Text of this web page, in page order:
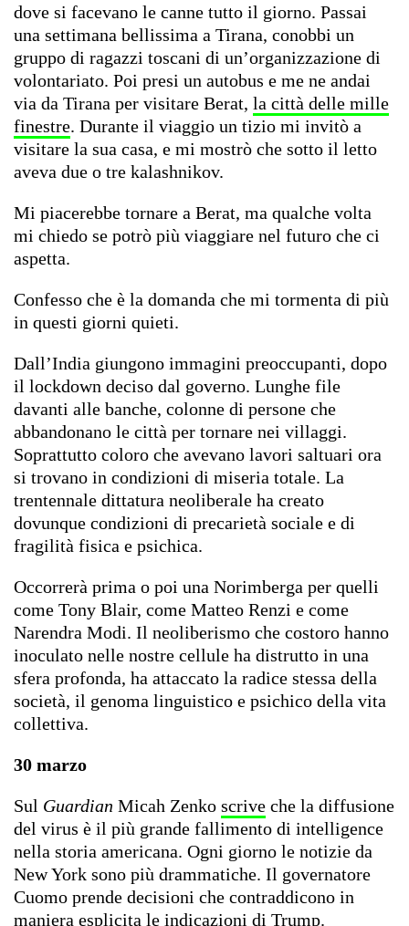
dove si facevano le canne tutto il giorno. Passai
una settimana bellissima a Tirana, conobbi un
gruppo di ragazzi toscani di un’organizzazione di
volontariato. Poi presi un autobus e me ne andai
via da Tirana per visitare Berat, la città delle mille
finestre. Durante il viaggio un tizio mi invitò a
visitare la sua casa, e mi mostrò che sotto il letto
aveva due o tre kalashnikov.
Mi piacerebbe tornare a Berat, ma qualche volta
mi chiedo se potrò più viaggiare nel futuro che ci
aspetta.
Confesso che è la domanda che mi tormenta di più
in questi giorni quieti.
Dall’India giungono immagini preoccupanti, dopo
il lockdown deciso dal governo. Lunghe file
davanti alle banche, colonne di persone che
abbandonano le città per tornare nei villaggi.
Soprattutto coloro che avevano lavori saltuari ora
si trovano in condizioni di miseria totale. La
trentennale dittatura neoliberale ha creato
dovunque condizioni di precarietà sociale e di
fragilità fisica e psichica.
Occorrerà prima o poi una Norimberga per quelli
come Tony Blair, come Matteo Renzi e come
Narendra Modi. Il neoliberismo che costoro hanno
inoculato nelle nostre cellule ha distrutto in una
sfera profonda, ha attaccato la radice stessa della
società, il genoma linguistico e psichico della vita
collettiva.
30 marzo
Sul Guardian Micah Zenko scrive che la diffusione
del virus è il più grande fallimento di intelligence
nella storia americana. Ogni giorno le notizie da
New York sono più drammatiche. Il governatore
Cuomo prende decisioni che contraddicono in
maniera esplicita le indicazioni di Trump.